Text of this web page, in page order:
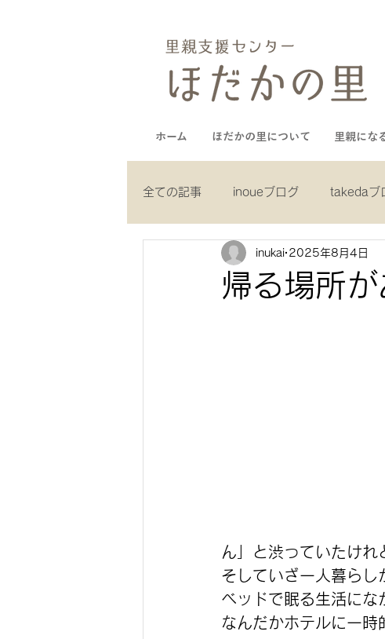
ホーム ほだかの里について 里親にな
全ての記事 inoueブログ takedaブ
yamaguchiブログ muneブログ
帰る場所
inukai 2025年8月4日
ん」と渋っていたけれ
そしていざ一人暮らし
ベッドで眠る生活にな
なんだかホテルに一時